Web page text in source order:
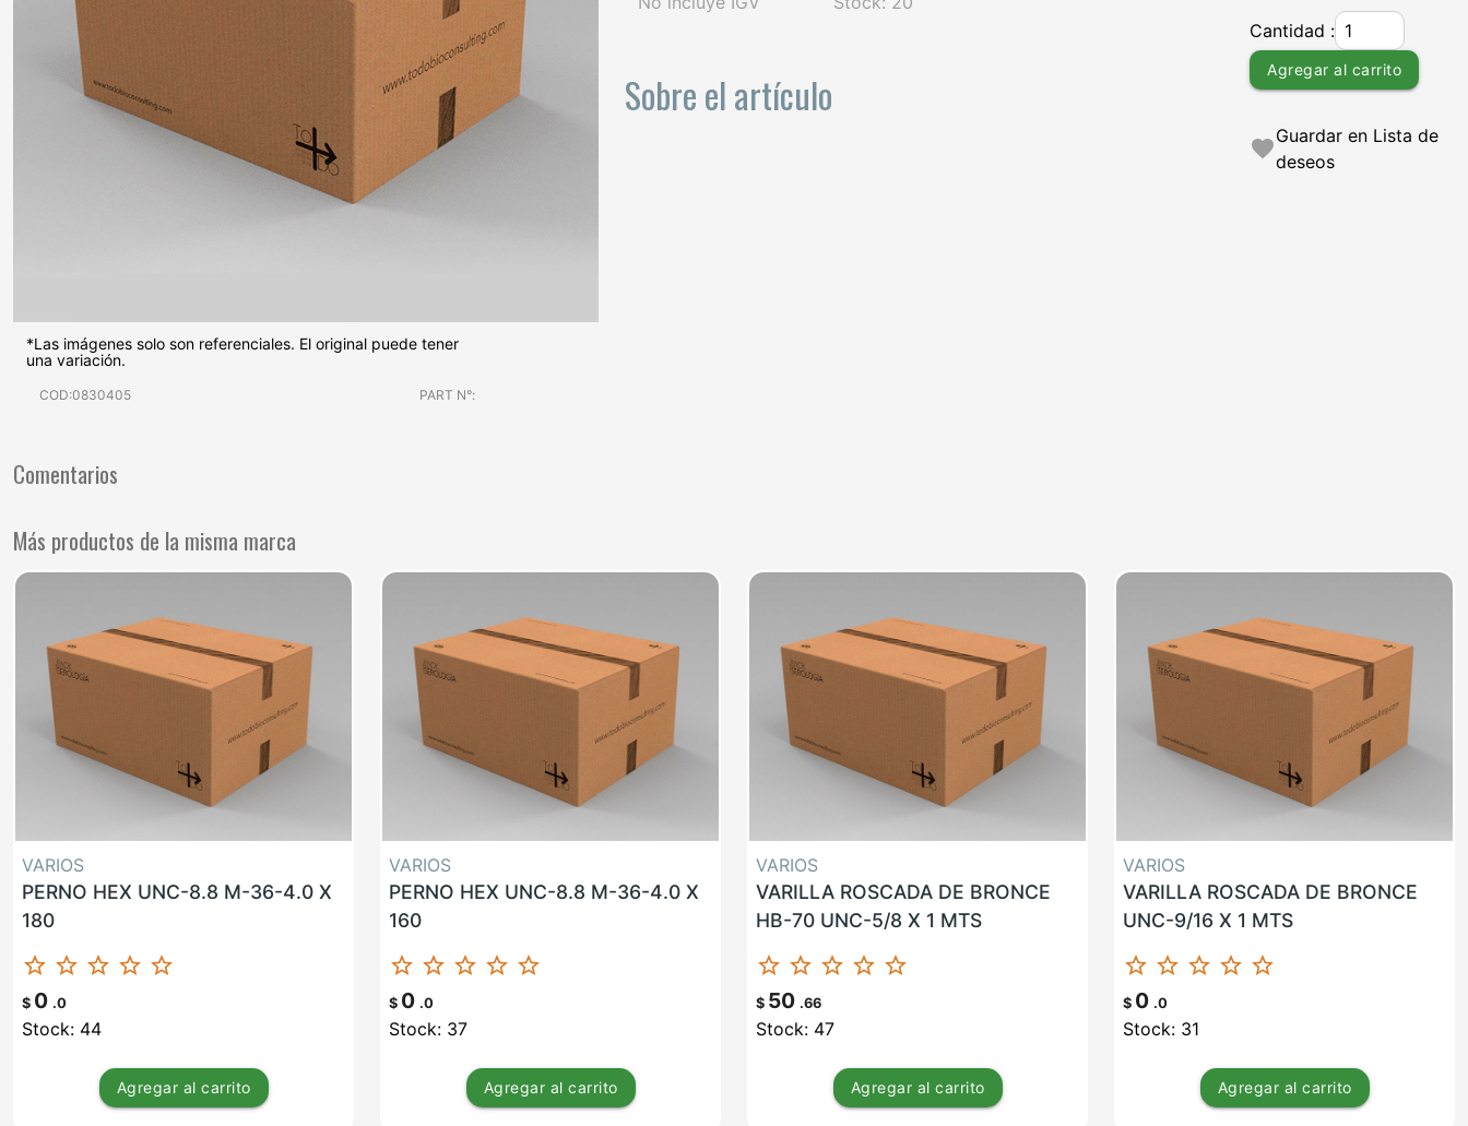
*Las imágenes solo son referenciales. El original puede tener
una variación.
COD:0830405 PART N°:
Sobre el artículo
Cantidad :
Agregar al carrito
favoriteGuardar en Lista de
deseos
Comentarios
Más productos de la misma marca
VARIOS
PERNO HEX UNC-8.8 M-36-4.0 X
180
star_border star_border star_border star_border star_border
$ 0 .0
Stock: 44
Agregar al carrito
VARIOS
PERNO HEX UNC-8.8 M-36-4.0 X
160
star_border star_border star_border star_border star_border
$ 0 .0
Stock: 37
Agregar al carrito
VARIOS
VARILLA ROSCADA DE BRONCE
HB-70 UNC-5/8 X 1 MTS
star_border star_border star_border star_border star_border
$ 50 .66
Stock: 47
Agregar al carrito
VARIOS
VARILLA ROSCADA DE BRONCE
UNC-9/16 X 1 MTS
star_border star_border star_border star_border star_border
$ 0 .0
Stock: 31
Agregar al carrito